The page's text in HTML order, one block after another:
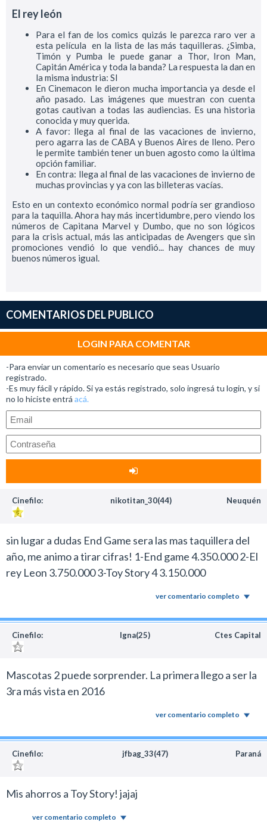
El rey león
Para el fan de los comics quizás le parezca raro ver a
esta película en la lista de las más taquilleras. ¿Simba,
Timón y Pumba le puede ganar a Thor, Iron Man,
Capitán América y toda la banda? La respuesta la dan en
la misma industria: SI
En Cinemacon le dieron mucha importancia ya desde el
año pasado. Las imágenes que muestran con cuenta
gotas cautivan a todas las audiencias. Es una historia
conocida y muy querida.
A favor: llega al final de las vacaciones de invierno,
pero agarra las de CABA y Buenos Aires de lleno. Pero
le permite también tener un buen agosto como la última
opción familiar.
En contra: llega al final de las vacaciones de invierno de
muchas provincias y ya con las billeteras vacías.
Esto en un contexto económico normal podría ser grandioso
para la taquilla. Ahora hay más incertidumbre, pero viendo los
números de Capitana Marvel y Dumbo, que no son lógicos
para la crisis actual, más las anticipadas de Avengers que sin
promociones vendió lo que vendió... hay chances de muy
buenos números igual.
COMENTARIOS DEL PUBLICO
LOGIN PARA COMENTAR
-Para enviar un comentario es necesario que seas Usuario
registrado.
-Es muy fácil y rápido. Si ya estás registrado, solo ingresá tu login, y si
no lo hiciste entrá acá.
Cinefilo: nikotitan_30(44) Neuquén
sin lugar a dudas End Game sera las mas taquillera del
año, me animo a tirar cifras! 1-End game 4.350.000 2-El
rey Leon 3.750.000 3-Toy Story 4 3.150.000
ver comentario completo
Cinefilo: Igna(25) Ctes Capital
Mascotas 2 puede sorprender. La primera llego a ser la
3ra más vista en 2016
ver comentario completo
Cinefilo: jfbag_33(47) Paraná
Mis ahorros a Toy Story! jajaj
ver comentario completo